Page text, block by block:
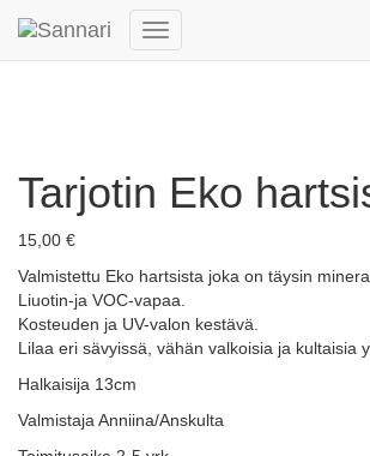
Navigointi
Tarjotin Eko
15,00 €
Valmistettu Eko hartsista joka on täysin
Liuotin-ja VOC-vapaa.
Kosteuden ja UV-valon kestävä.
Lilaa eri sävyissä, vähän valkoisia ja kultaisia
Halkaisija 13cm
Valmistaja Anniina/Anskulta